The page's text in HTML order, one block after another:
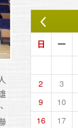
日 一
2
3
9
10
16
17